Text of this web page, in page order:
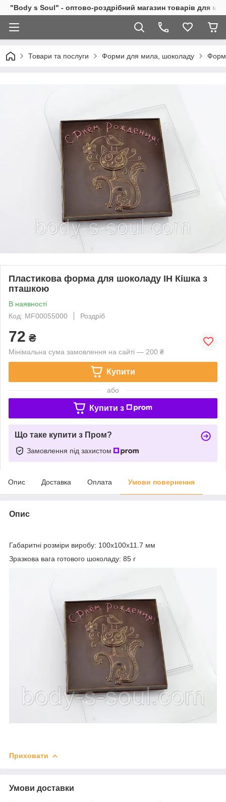
"Body s Soul" - оптово-роздрібний магазин товарів для
Товари та послуги Форми для мила, шоколаду
Пластикова форма для шоколаду ІН Кішка з
пташкою
В наявності
Код: MF00055000
Роздріб
72 ₴
Мінімальна сума замовлення на сайті — 200 ₴
Купити
або
Купити з
Що таке купити з Пром?
Замовлення під захистом
Опис Доставка Оплата Умови повернення
Опис
Габаритні розміри виробу: 100х100х11.7 мм
Зразкова вага готового шоколаду: 85 г
Приховати
Умови доставки